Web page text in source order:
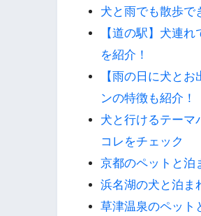
犬と雨でも散歩で
【道の駅】犬連
を紹介！
【雨の日に犬と
ンの特徴も紹介！
犬と行けるテーマ
コレをチェック
京都のペットと泊
浜名湖の犬と泊ま
草津温泉のペット